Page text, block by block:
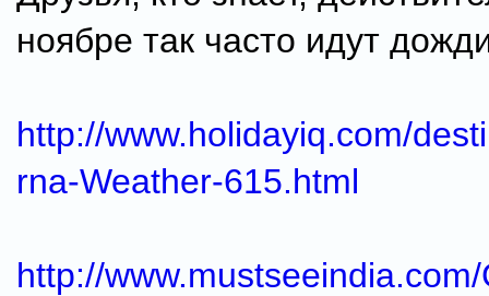
ноябре так часто идут
http://www.holidayiq.com/
rna-Weather-615.html
http://